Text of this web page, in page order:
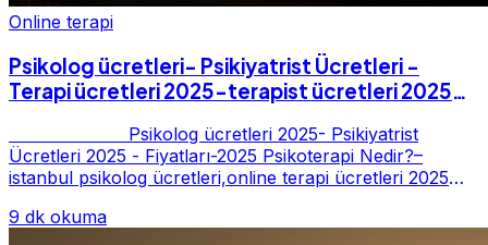
Online terapi
Psikolog ücretleri- Psikiyatrist Ücretleri -
Terapi ücretleri 2025-terapist ücretleri 2025-
Psikolog ücretleri 2025- Psikiyatrist
Ücretleri 2025 - Fiyatları-2025 Psikoterapi Nedir?–
istanbul psikolog ücretleri,online terapi ücretleri 2025
9 dk okuma